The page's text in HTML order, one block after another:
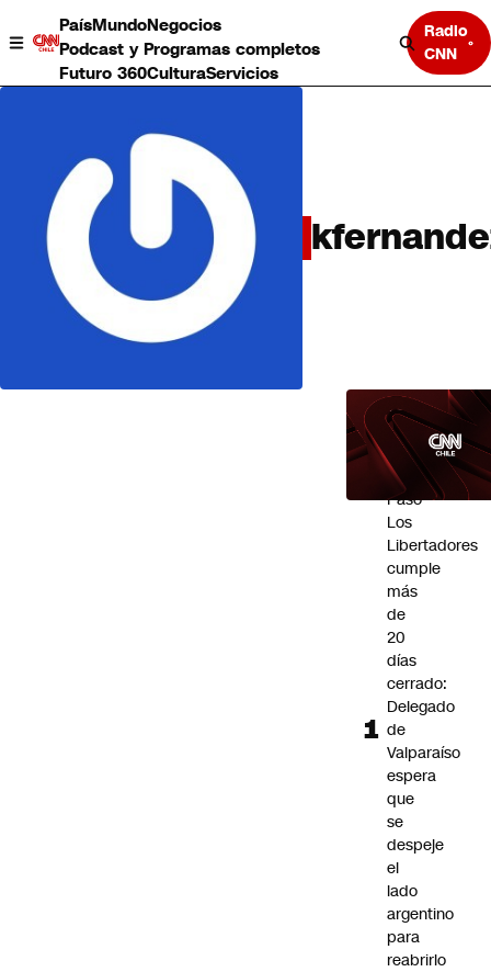
PaísMundoNegocios
Podcast y Programas completos
Futuro 360CulturaServicios
Radio
CNN
País
Mundo
Negocios
Cultura
LO
MÁS
LEÍDO
Paso
Los
Libertadores
cumple
más
de
20
días
cerrado:
Delegado
de
Valparaíso
espera
que
se
despeje
el
lado
argentino
para
reabrirlo